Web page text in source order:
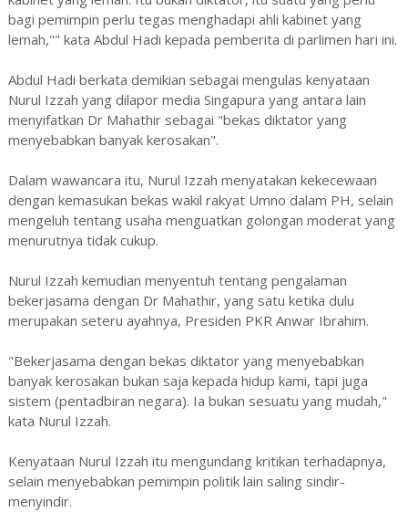
bagi pemimpin perlu tegas menghadapi ahli kabinet yang
lemah,"" kata Abdul Hadi kepada pemberita di parlimen hari ini.
Abdul Hadi berkata demikian sebagai mengulas kenyataan
Nurul Izzah yang dilapor media Singapura yang antara lain
menyifatkan Dr Mahathir sebagai "bekas diktator yang
menyebabkan banyak kerosakan".
Dalam wawancara itu, Nurul Izzah menyatakan kekecewaan
dengan kemasukan bekas wakil rakyat Umno dalam PH, selain
mengeluh tentang usaha menguatkan golongan moderat yang
menurutnya tidak cukup.
Nurul Izzah kemudian menyentuh tentang pengalaman
bekerjasama dengan Dr Mahathir, yang satu ketika dulu
merupakan seteru ayahnya, Presiden PKR Anwar Ibrahim.
"Bekerjasama dengan bekas diktator yang menyebabkan
banyak kerosakan bukan saja kepada hidup kami, tapi juga
sistem (pentadbiran negara). Ia bukan sesuatu yang mudah,"
kata Nurul Izzah.
Kenyataan Nurul Izzah itu mengundang kritikan terhadapnya,
selain menyebabkan pemimpin politik lain saling sindir-
menyindir.